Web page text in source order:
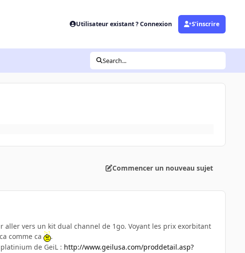
Utilisateur existant ? Connexion S’inscrire
Search...
Commencer un nouveau sujet
vers un kit dual channel de 1go. Voyant les prix exorbitant
comme ca
.
de GeiL : http://www.geilusa.com/proddetail.asp?